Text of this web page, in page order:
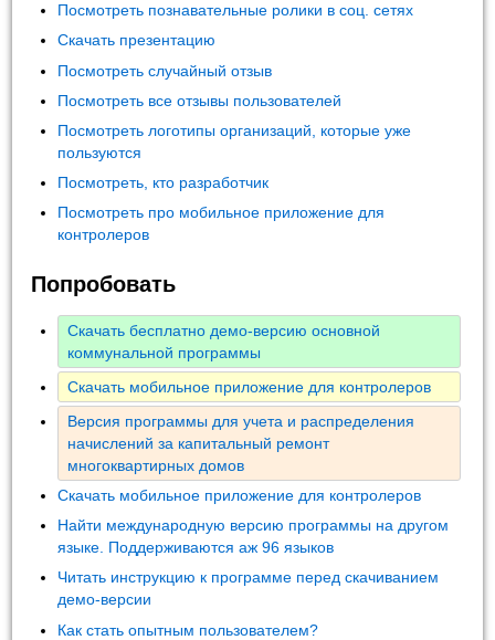
Посмотреть познавательные ролики в соц. сетях
Скачать презентацию
Посмотреть случайный отзыв
Посмотреть все отзывы пользователей
Посмотреть логотипы организаций, которые уже
пользуются
Посмотреть, кто разработчик
Посмотреть про мобильное приложение для
контролеров
Попробовать
Скачать бесплатно демо-версию основной
коммунальной программы
Скачать мобильное приложение для контролеров
Версия программы для учета и распределения
начислений за капитальный ремонт
многоквартирных домов
Скачать мобильное приложение для контролеров
Найти международную версию программы на другом
языке. Поддерживаются аж 96 языков
Читать инструкцию к программе перед скачиванием
демо-версии
Как стать опытным пользователем?